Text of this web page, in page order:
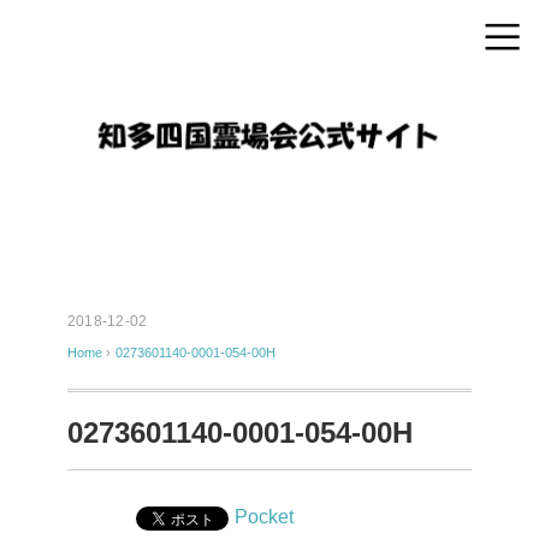
2018-12-02
Home › 0273601140-0001-054-00H
0273601140-0001-054-00H
Pocket